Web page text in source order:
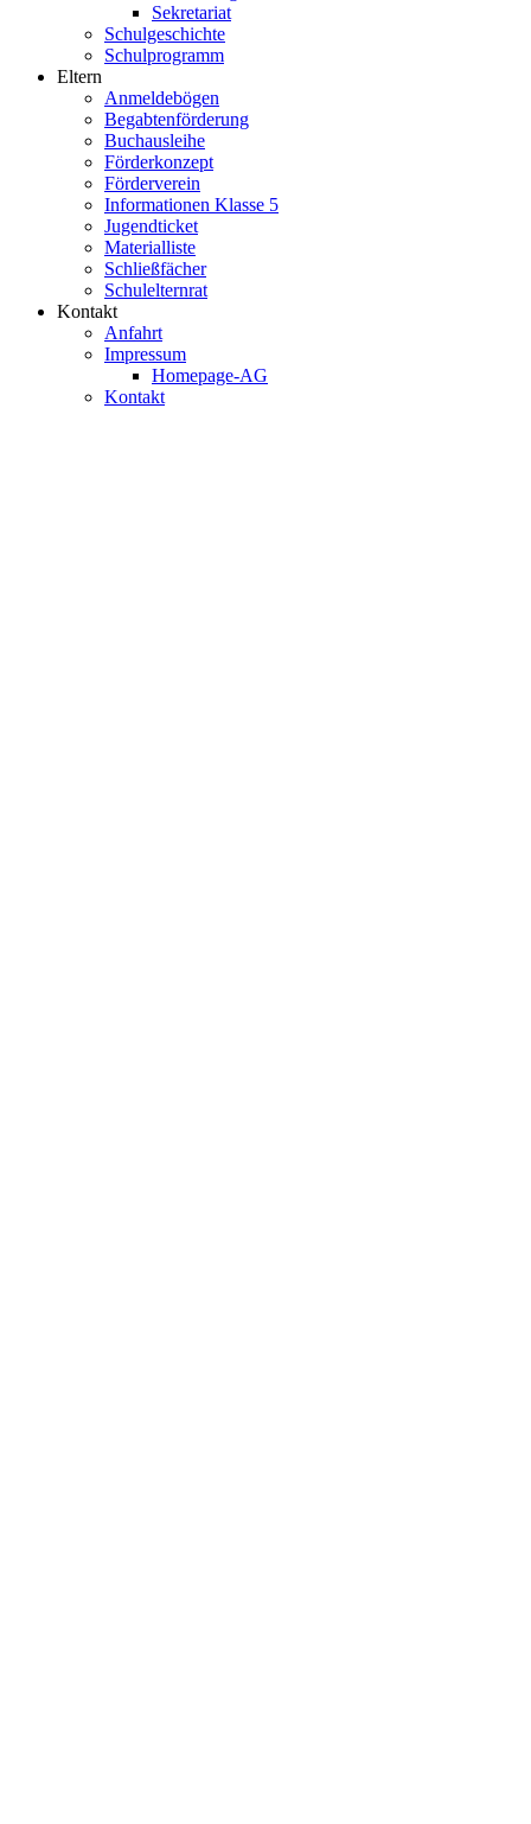
Sekretariat
Schulgeschichte
Schulprogramm
Eltern
Anmeldebögen
Begabtenförderung
Buchausleihe
Förderkonzept
Förderverein
Informationen Klasse 5
Jugendticket
Materialliste
Schließfächer
Schulelternrat
Kontakt
Anfahrt
Impressum
Homepage-AG
Kontakt